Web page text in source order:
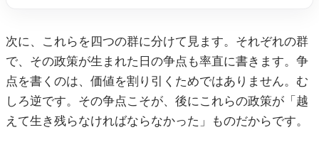
次に、これらを四つの群に分けて見ます。それぞれの群
で、その政策が生まれた日の争点も率直に書きます。争
点を書くのは、価値を割り引くためではありません。む
しろ逆です。その争点こそが、後にこれらの政策が「越
えて生き残らなければならなかった」ものだからです。